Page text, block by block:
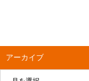
アーカイブ